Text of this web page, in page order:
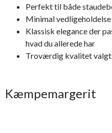
Perfekt til både
Minimal
Klassisk elegance der
hvad du allerede har
Troværdig kvalitet valgt
Kæmpemargerit